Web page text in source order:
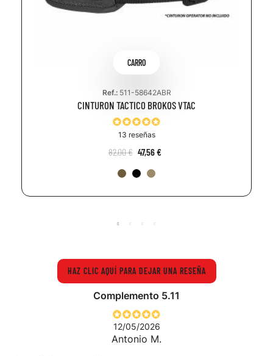
CARRO
Ref.:511-58642ABR
CINTURON TACTICO BROKOS VTAC
13 reseñas
82,00 € 47,56 €
HAZ CLIC AQUÍ PARA DEJAR UNA RESEÑA
Complemento 5.11
12/05/2026
Antonio M.